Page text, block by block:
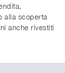
alla scoperta
anche rivestiti